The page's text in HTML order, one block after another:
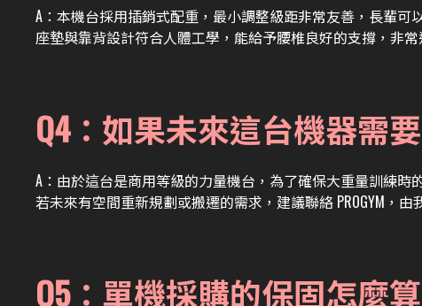
A： 本機台採用插銷式配重，最小調整級距非常友善，長輩可
座墊與靠背設計符合人體工學，能給予腰椎良好的支撐，非常
Q4：如果未來這台機器需
A： 由於這台是商用等級的力量機台，為了確保大重量訓練時
若未來有空間重新規劃或搬遷的需求，建議聯絡 PROGYM，
Q5：單機採購的保固怎麼